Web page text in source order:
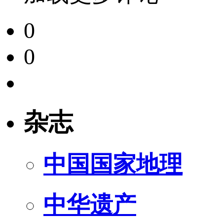
0
0
杂志
中国国家地理
中华遗产